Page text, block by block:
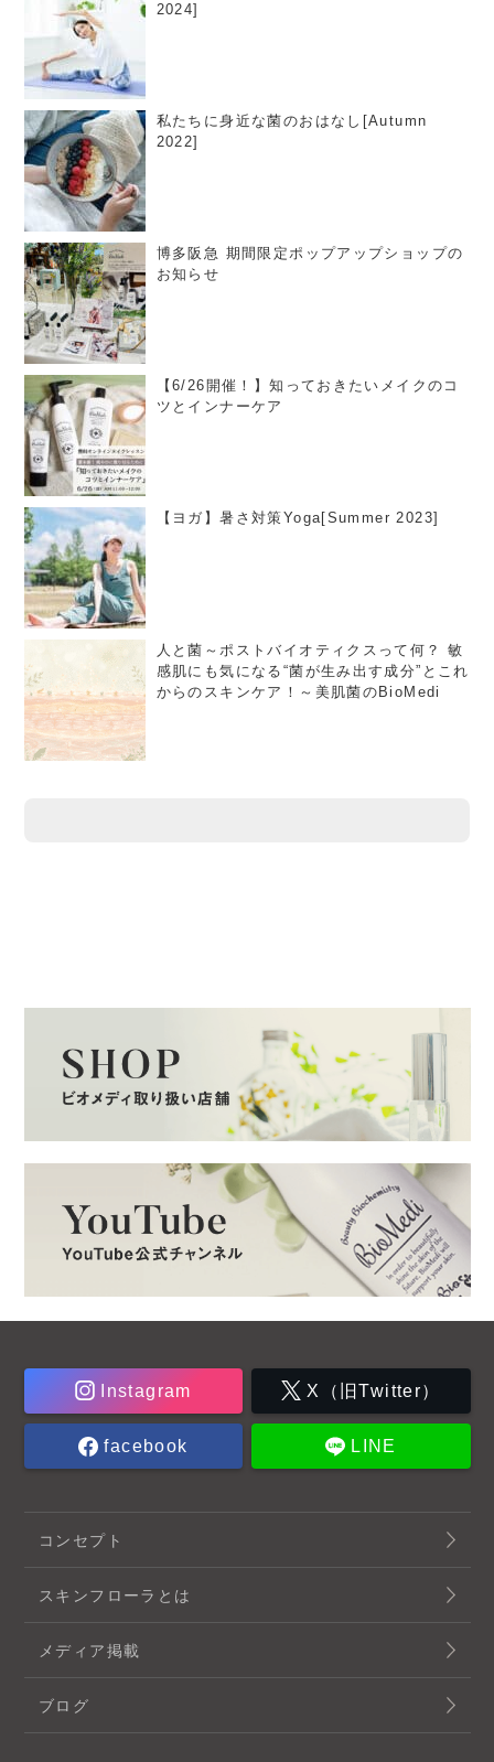
2024]
私たちに身近な菌のおはなし[Autumn
2022]
博多阪急 期間限定ポップアップショップの
お知らせ
【6/26開催！】知っておきたいメイクのコ
ツとインナーケア
【ヨガ】暑さ対策Yoga[Summer 2023]
人と菌～ポストバイオティクスって何？ 敏
感肌にも気になる“菌が生み出す成分”とこれ
からのスキンケア！～美肌菌のBioMedi
Instagram X（旧Twitter）
facebook LINE
コンセプト
スキンフローラとは
メディア掲載
ブログ